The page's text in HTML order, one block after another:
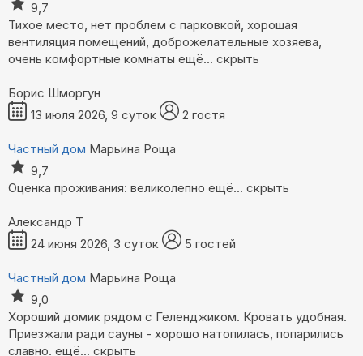
9,7
Тихое место, нет проблем с парковкой, хорошая
вентиляция помещений, доброжелательные хозяева,
очень комфортные комнаты ещё... скрыть
Борис Шморгун
13 июля 2026, 9 суток
2 гостя
Частный дом Марьина Роща
9,7
Оценка проживания: великолепно ещё... скрыть
Александр Т
24 июня 2026, 3 суток
5 гостей
Частный дом Марьина Роща
9,0
Хороший домик рядом с Геленджиком. Кровать удобная.
Приезжали ради сауны - хорошо натопилась, попарились
славно. ещё... скрыть